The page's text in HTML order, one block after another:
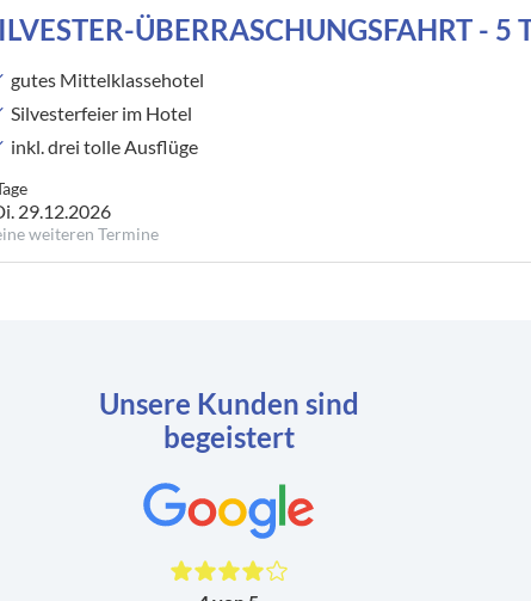
Keine Reisen auf der Merkliste
ÜBERRASCHUNGSFAHRT - 5
gutes Mittelklassehotel
Silvesterfeier im Hotel
inkl. drei tolle Ausflüge
29.12.2026
weiteren Termine
Unsere Kunden sind
begeistert